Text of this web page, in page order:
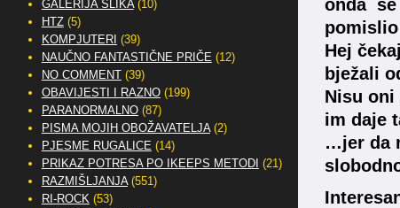
onda se
Hej
bježali
Nisu oni
im daje
…jer da
GALERIJA SLIKA(10)
HTZ(5)
KOMPJUTERI (39)
NAUČNO FANTASTIČNE PRIČE (12)
NO COMMENT(39)
OBAVIJESTI I RAZNO(199)
PARANORMALNO(87)
PISMA MOJIH OBOŽAVATELJA(2)
PJESME RUGALICE (14)
PRIKAZ POTRESA PO IKEEPS METODI (21)
RAZMIŠLJANJA(551)
RI-ROCK(53)